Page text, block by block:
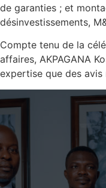
de garanties ; et
désinvestissements,
Compte tenu de la
affaires, AKPAGANA
expertise que des